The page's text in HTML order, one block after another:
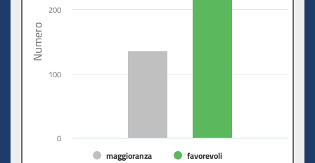
Numero
maggioranza favorevoli
0
100
200